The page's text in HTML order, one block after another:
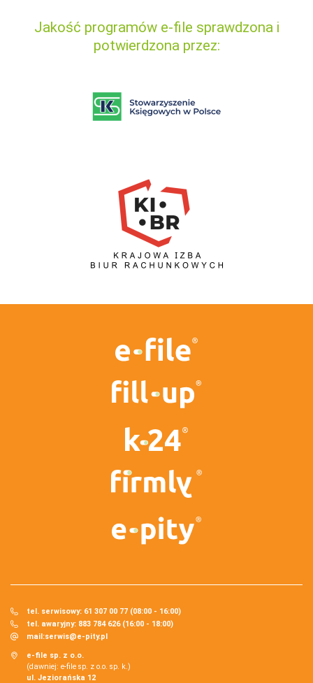
Jakość programów e-file sprawdzona i
potwierdzona przez:
tel. serwisowy: 61 307 00 77 (08:00 - 16:00)
tel. awaryjny: 883 784 626 (16:00 - 18:00)
mail:serwis@e-pity.pl
e-file sp. z o.o.
(dawniej: e-file sp. z o.o. sp. k.)
ul. Jeziorańska 12